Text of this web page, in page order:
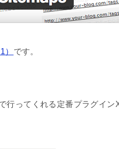
） です。
行ってくれる定番プラグイ